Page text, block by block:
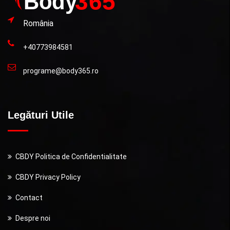
România
+40773984581
programe@body365.ro
Legături Utile
CBDY Politica de Confidentialitate
CBDY Privacy Policy
Contact
Despre noi